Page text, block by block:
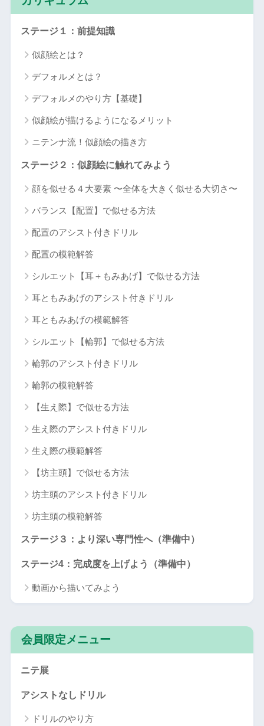
ステージ１：前提知識
似顔絵とは？
デフォルメとは？
デフォルメのやり方【基礎】
似顔絵が描けるようになるメリット
ニテンナ流！似顔絵の描き方
ステージ２：似顔絵に触れてみよう
顔を似せる４大要素 〜全体を大きく似せる大切さ〜
バランス【配置】で似せる方法
配置のアシスト付きドリル
配置の模範解答
シルエット【耳＋もみあげ】で似せる方法
耳ともみあげのアシスト付きドリル
耳ともみあげの模範解答
シルエット【輪郭】で似せる方法
輪郭のアシスト付きドリル
輪郭の模範解答
【生え際】で似せる方法
生え際のアシスト付きドリル
生え際の模範解答
【坊主頭】で似せる方法
坊主頭のアシスト付きドリル
坊主頭の模範解答
ステージ３：より深い専門性へ（準備中）
ステージ4：完成度を上げよう（準備中）
動画から描いてみよう
会員限定メニュー
ニテ展
アシストなしドリル
ドリルのやり方